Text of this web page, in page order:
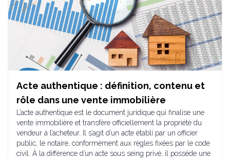
Acte authentique : définition, contenu et
rôle dans une vente immobilière
L’acte authentique est le document juridique qui finalise une
vente immobilière et transfère officiellement la propriété du
vendeur à l’acheteur. Il s’agit d’un acte établi par un officier
public, le notaire, conformément aux règles fixées par le code
civil. À la différence d’un acte sous seing privé, il possède une